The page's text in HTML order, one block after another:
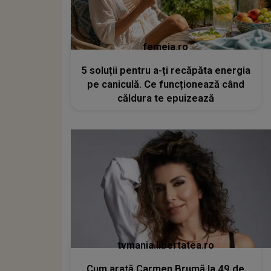
femeia.ro
5 soluții pentru a-ți recăpăta energia
pe caniculă. Ce funcționează când
căldura te epuizează
tvmania.libertatea.ro